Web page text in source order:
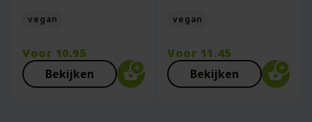
vegan
Voor 10.95
Bekijken
vegan
Voor 11.45
Bekijken